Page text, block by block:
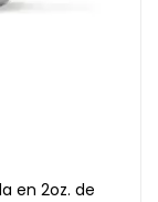
en 2oz. de